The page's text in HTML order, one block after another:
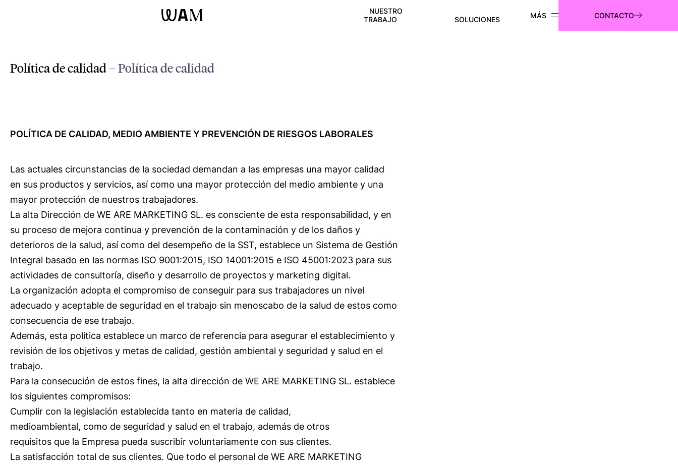
NUESTRO
TRABAJO
SOLUCIONES CONTACTO
Política de calidad– Política de calidad
POLÍTICA DE CALIDAD, MEDIO AMBIENTE Y PREVENCIÓN DE RIESGOS LABORALES
Las actuales circunstancias de la sociedad demandan a las empresas una mayor calidad
en sus productos y servicios, así como una mayor protección del medio ambiente y una
mayor protección de nuestros trabajadores.
La alta Dirección de WE ARE MARKETING SL. es consciente de esta responsabilidad, y en
su proceso de mejora continua y prevención de la contaminación y de los daños y
deterioros de la salud, así como del desempeño de la SST, establece un Sistema de Gestión
Integral basado en las normas ISO 9001:2015, ISO 14001:2015 e ISO 45001:2023 para sus
actividades de consultoría, diseño y desarrollo de proyectos y marketing digital.
La organización adopta el compromiso de conseguir para sus trabajadores un nivel
adecuado y aceptable de seguridad en el trabajo sin menoscabo de la salud de estos como
consecuencia de ese trabajo.
Además, esta política establece un marco de referencia para asegurar el establecimiento y
revisión de los objetivos y metas de calidad, gestión ambiental y seguridad y salud en el
trabajo.
Para la consecución de estos fines, la alta dirección de WE ARE MARKETING SL. establece
los siguientes compromisos:
Cumplir con la legislación establecida tanto en materia de calidad,
medioambiental, como de seguridad y salud en el trabajo, además de otros
requisitos que la Empresa pueda suscribir voluntariamente con sus clientes.
La satisfacción total de sus clientes. Que todo el personal de WE ARE MARKETING